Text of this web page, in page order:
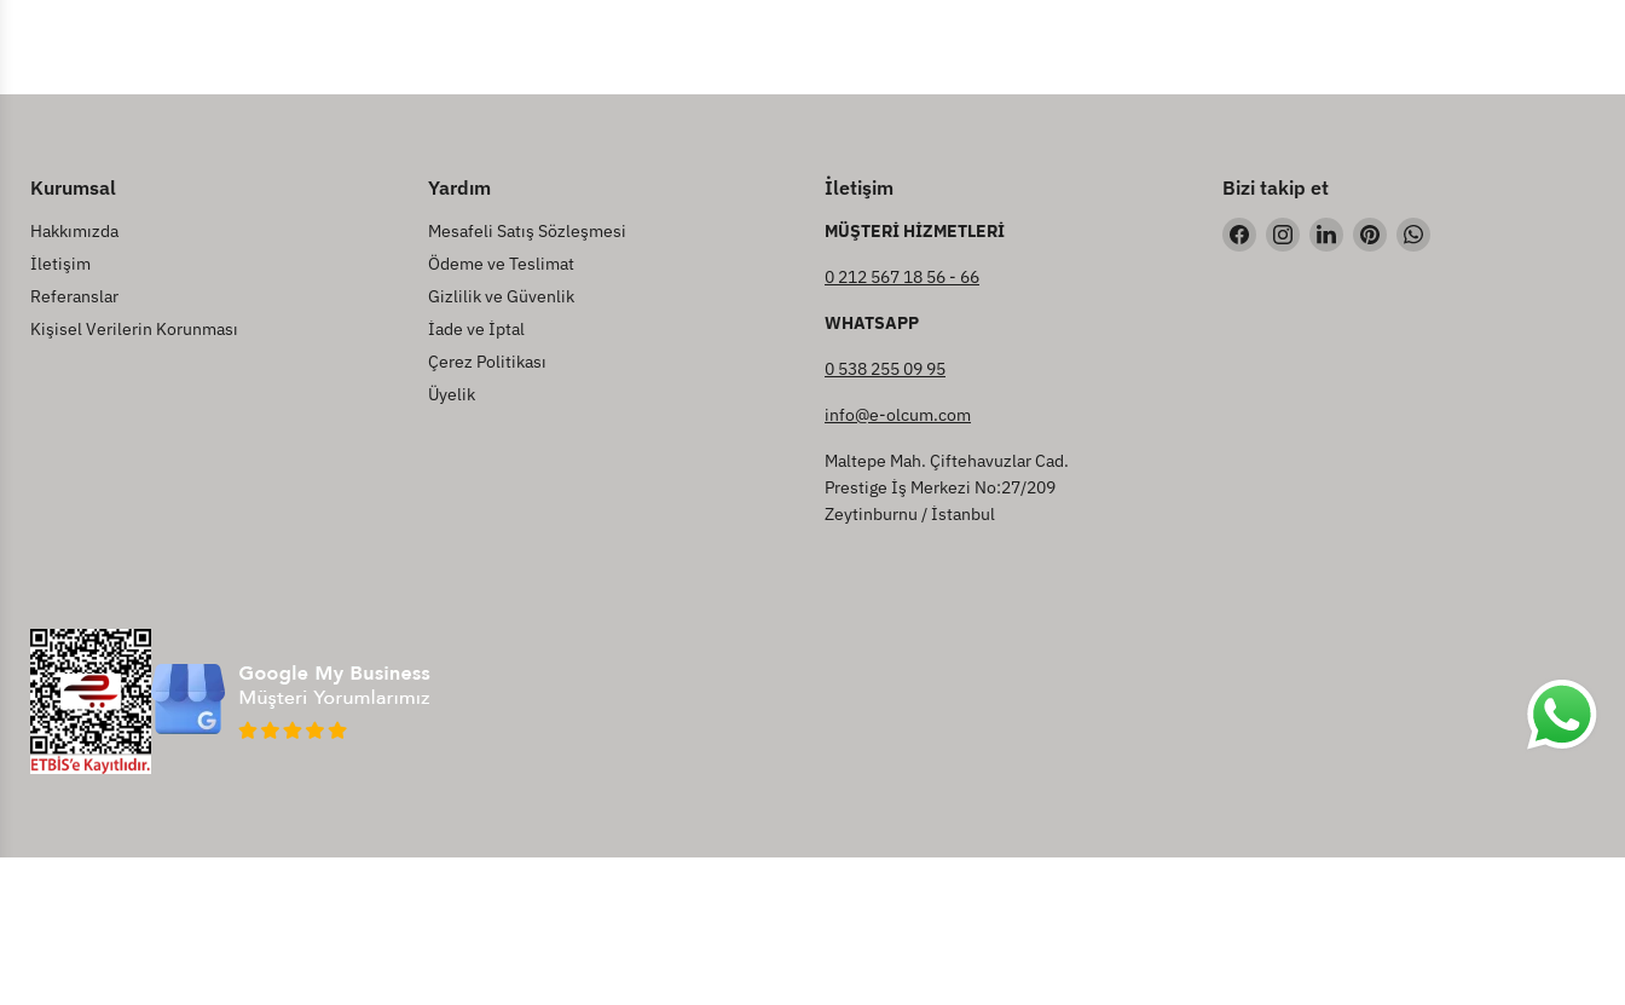
Kurumsal
Hakkımızda
İletişim
Referanslar
Kişisel Verilerin Korunması
Yardım
Mesafeli Satış Sözleşmesi
Ödeme ve Teslimat
Gizlilik ve Güvenlik
İade ve İptal
Çerez Politikası
Üyelik
İletişim
MÜŞTERİ HİZMETLERİ
0 212 567 18 56 - 66
WHATSAPP
0 538 255 09 95
info@e-olcum.com
Maltepe Mah. Çiftehavuzlar Cad.
Prestige İş Merkezi No:27/209
Zeytinburnu / İstanbul
Bizi takip et
Bizi
Facebook&#39;de
Bizi
Instagram&#39;de
Bizi
LinkedIn&#39;de
Bizi
Pinterest&#39;de
Bizi